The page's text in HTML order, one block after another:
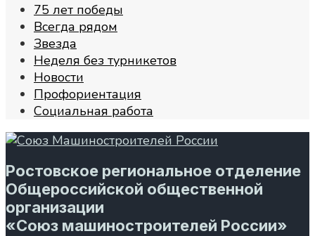
75 лет победы
Всегда рядом
Звезда
Неделя без турникетов
Новости
Профориентация
Социальная работа
Ростовское региональное отделение
Общероссийской общественной
организации
«Союз машиностроителей России»